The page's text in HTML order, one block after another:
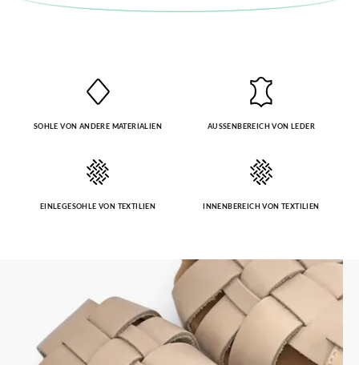
SOHLE VON ANDERE MATERIALIEN AUSSENBEREICH VON LEDER
EINLEGESOHLE VON TEXTILIEN INNENBEREICH VON TEXTILIEN